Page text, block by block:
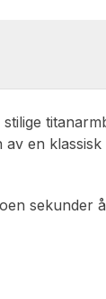
en
sekunder